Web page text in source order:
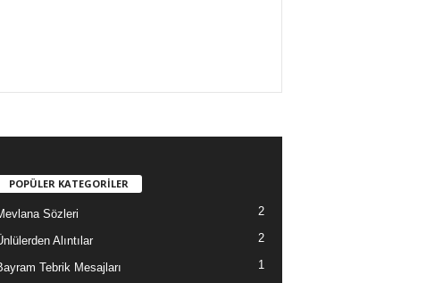
POPÜLER KATEGORİLER
Sözleri 2
Alıntılar 2
Tebrik Mesajları 1